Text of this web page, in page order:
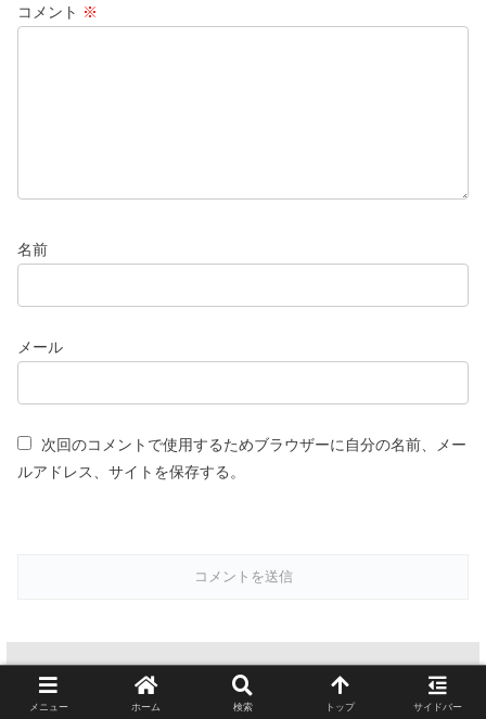
コメント ※
名前
メール
次回のコメントで使用するためブラウザーに自分の名前、メー
ルアドレス、サイトを保存する。
スポンサーリンク(広告)
メニュー ホーム 検索 トップ サイドバー